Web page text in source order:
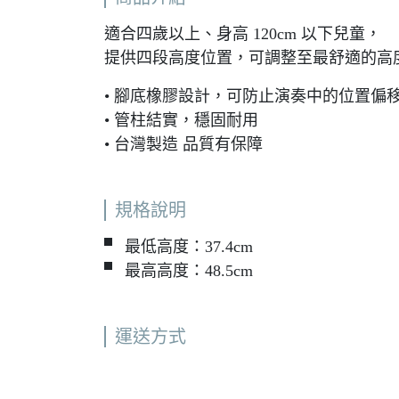
適合四歲以上、身高 120cm 以下兒童，
提供四段高度位置，可調整至最舒適的高
• 腳底橡膠設計，可防止演奏中的位置偏
• 管柱結實，穩固耐用
• 台灣製造 品質有保障
規格說明
▘ 最低高度：37.4cm
▘ 最高高度：48.5cm
運送方式